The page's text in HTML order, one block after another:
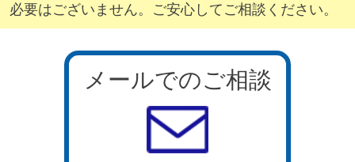
必要はございません。ご安心してご相談ください。
メールでのご相談